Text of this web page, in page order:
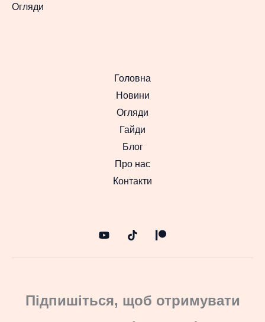
Огляди
Головна
Новини
Огляди
Гайди
Блог
Про нас
Контакти
Підпишіться, щоб отримувати